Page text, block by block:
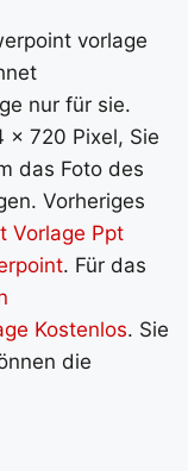
vorlage
nur für sie.
x 720 Pixel, Sie
das Foto des
Vorheriges
Vorlage Ppt
. Für das
Kostenlos. Sie
die